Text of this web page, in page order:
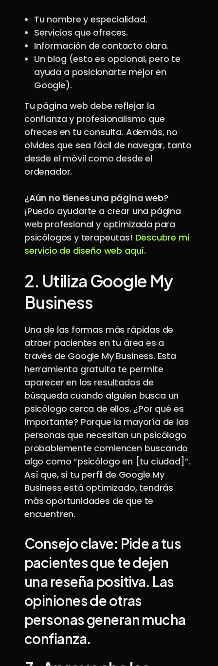
Tu nombre y especialidad.
Servicios que ofreces.
Información de contacto clara.
Un blog (esto es opcional, pero te
ayuda a posicionarte mejor en
Google).
Tu página web debe reflejar la
confianza y profesionalismo que
ofreces en tu consulta. Además, no
olvides que sea fácil de navegar, tanto
desde el móvil como desde el
ordenador.
¿Aún no tienes una página web?
¡Puedo ayudarte a crear una página
web profesional y optimizada para
psicólogos y terapeutas! Descubre mi
servicio de diseño web aquí.
2. Utiliza Google My
Business
Una de las formas más rápidas de
atraer pacientes en tu área es a
través de Google My Business. Esta
herramienta gratuita te permite
aparecer en los resultados de
búsqueda cuando alguien busca un
psicólogo cerca de ellos. ¿Por qué es
importante? Porque la mayoría de las
personas que necesitan un psicólogo
probablemente comiencen buscando
algo como “psicólogo en [tu ciudad]”.
Así que, si tu perfil de Google My
Business está optimizado, tendrás
más oportunidades de que te
encuentren.
Consejo clave: Pide a tus
pacientes que te dejen
una reseña positiva. Las
opiniones de otras
personas generan mucha
confianza.